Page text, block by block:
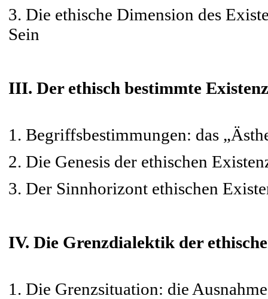
3. Die ethische Dimension des
Sein
III. Der ethisch bestimmte
1. Begriffsbestimmungen: das
2. Die Genesis der ethischen
3. Der Sinnhorizont ethischen
IV. Die Grenzdialektik der
1. Die Grenzsituation: die Ausnahme